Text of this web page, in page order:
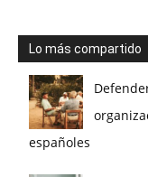
Lo más compartido
españoles